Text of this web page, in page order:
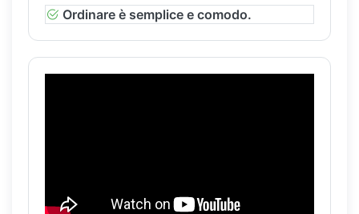
Ordinare è semplice e comodo.